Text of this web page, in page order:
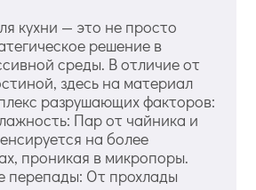
кухни — это не просто
решение в
среды. В отличие от
здесь на материал
разрушающих факторов:
Пар от чайника и
на более
проникая в микропоры.
перепады: От прохлады